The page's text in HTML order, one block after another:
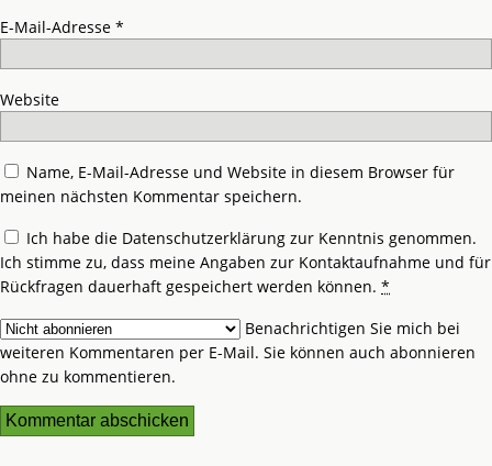
E-Mail-Adresse *
Website
Name, E-Mail-Adresse und Website in diesem Browser für
meinen nächsten Kommentar speichern.
Ich habe die Datenschutzerklärung zur Kenntnis genommen.
Ich stimme zu, dass meine Angaben zur Kontaktaufnahme und für
Rückfragen dauerhaft gespeichert werden können. *
Benachrichtigen Sie mich bei
weiteren Kommentaren per E-Mail. Sie können auch abonnieren
ohne zu kommentieren.